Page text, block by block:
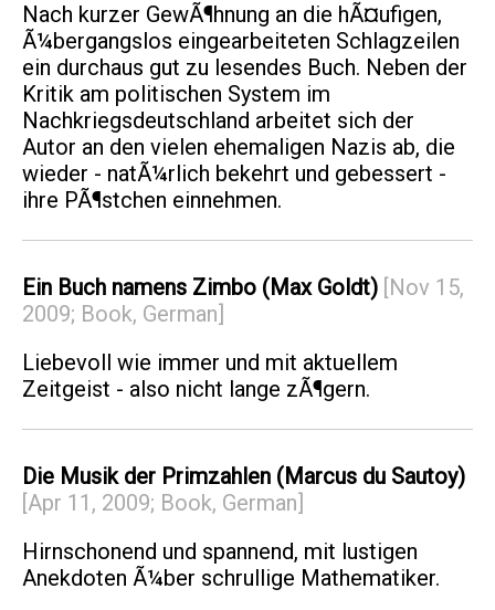
Nach kurzer GewÃ¶hnung an die hÃ¤ufigen,
Ã¼bergangslos eingearbeiteten Schlagzeilen
ein durchaus gut zu lesendes Buch. Neben der
Kritik am politischen System im
Nachkriegsdeutschland arbeitet sich der
Autor an den vielen ehemaligen Nazis ab, die
wieder - natÃ¼rlich bekehrt und gebessert -
ihre PÃ¶stchen einnehmen.
Ein Buch namens Zimbo (Max Goldt) [Nov 15,
2009; Book, German]
Liebevoll wie immer und mit aktuellem
Zeitgeist - also nicht lange zÃ¶gern.
Die Musik der Primzahlen (Marcus du Sautoy)
[Apr 11, 2009; Book, German]
Hirnschonend und spannend, mit lustigen
Anekdoten Ã¼ber schrullige Mathematiker.